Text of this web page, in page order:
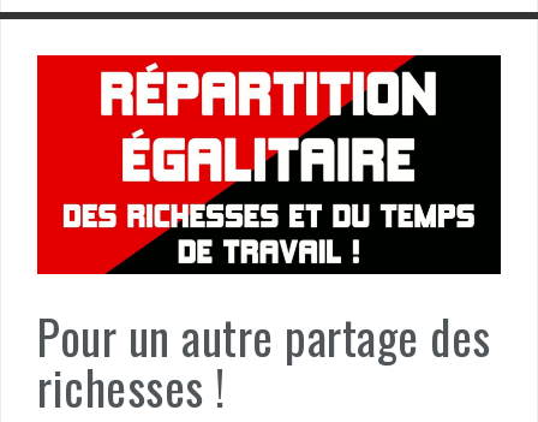
Pour un autre partage des
richesses !